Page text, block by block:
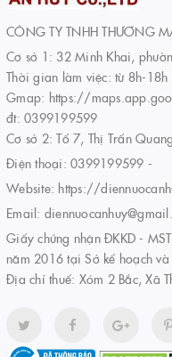
CÔNG TY TNHH THƯƠNG
Cơ sở 1: 32 Minh Khai,
Thời gian làm việc: từ 8h-
Gmap: https://
đt: 0399199599
Cơ sở 2: Tổ 7, Thị Trấn
Điện thoại: 0399199599 -
Website: https://
Email:
Giấy chứng nhận ĐKKD -
năm 2016 tại Sở kế hoạch
Địa chỉ thuế: Xóm 2 Bắc, Xã